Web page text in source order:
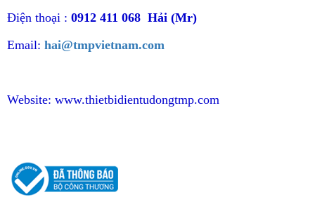
Điện thoại : 0912 411 068 Hải (Mr)
Email: hai@tmpvietnam.com
Website: www.thietbidientudongtmp.com